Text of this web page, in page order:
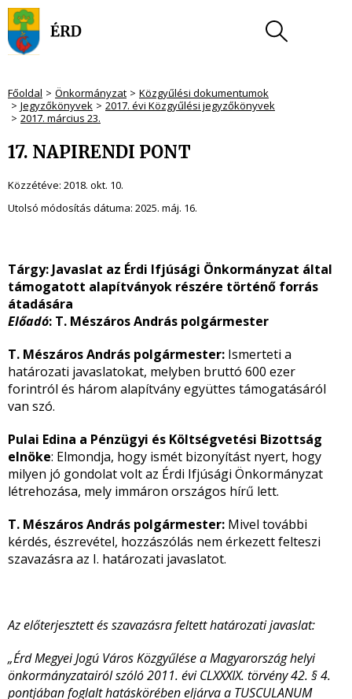
Főoldal Önkormányzat
Közgyűlési dokumentumok
Jegyzőkönyvek
2017. évi Közgyűlési jegyzőkönyvek
2017. március 23.
17. NAPIRENDI PONT
Közzétéve: 2018. okt. 10.
Utolsó módosítás dátuma: 2025. máj. 16.
Tárgy: Javaslat az Érdi Ifjúsági Önkormányzat által
támogatott alapítványok részére történő forrás
átadására
Előadó: T. Mészáros András polgármester
T. Mészáros András polgármester: Ismerteti a
határozati javaslatokat, melyben bruttó 600 ezer
forintról és három alapítvány együttes támogatásáról
van szó.
Pulai Edina a Pénzügyi és Költségvetési Bizottság
elnöke: Elmondja, hogy ismét bizonyítást nyert, hogy
milyen jó gondolat volt az Érdi Ifjúsági Önkormányzat
létrehozása, mely immáron országos hírű lett.
T. Mészáros András polgármester: Mivel további
kérdés, észrevétel, hozzászólás nem érkezett felteszi
szavazásra az I. határozati javaslatot.
Az előterjesztett és szavazásra feltett határozati javaslat:
„Érd Megyei Jogú Város Közgyűlése a Magyarország helyi
önkormányzatairól szóló 2011. évi CLXXXIX. törvény 42. § 4.
pontjában foglalt hatáskörében eljárvaa TUSCULANUM